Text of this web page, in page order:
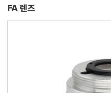
FA 렌즈